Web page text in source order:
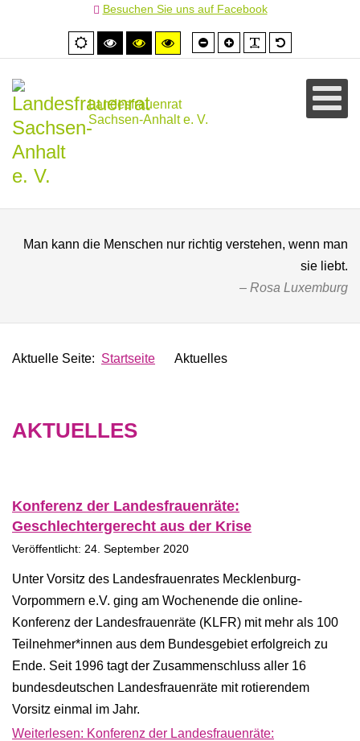
Besuchen Sie uns auf Facebook
Normale
Ansicht
Hoher
Kontrast
Hoher
Kontrast
Hoher
Kontrast
Schrift
kleiner
Schrift
größer
Landesfrauenrat
Sachsen-Anhalt e. V.
Man kann die Menschen nur richtig verstehen, wenn man
sie liebt.
Rosa Luxemburg
Aktuelle Seite: Startseite Aktuelles
AKTUELLES
Konferenz der Landesfrauenräte:
Geschlechtergerecht aus der Krise
Veröffentlicht: 24. September 2020
Unter Vorsitz des Landesfrauenrates Mecklenburg-
Vorpommern e.V. ging am Wochenende die online-
Konferenz der Landesfrauenräte (KLFR) mit mehr als 100
Teilnehmer*innen aus dem Bundesgebiet erfolgreich zu
Ende. Seit 1996 tagt der Zusammenschluss aller 16
bundesdeutschen Landesfrauenräte mit rotierendem
Vorsitz einmal im Jahr.
Weiterlesen: Konferenz der Landesfrauenräte: